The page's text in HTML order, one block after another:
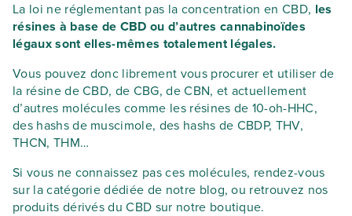
La loi ne réglementant pas la concentration en CBD, les
résines à base de CBD ou d’autres cannabinoïdes
légaux sont elles-mêmes totalement légales.
Vous pouvez donc librement vous procurer et utiliser de
la résine de CBD, de CBG, de CBN, et actuellement
d’autres molécules comme les résines de 10-oh-HHC,
des hashs de muscimole, des hashs de CBDP, THV,
THCN, THM…
Si vous ne connaissez pas ces molécules, rendez-vous
sur la catégorie dédiée de notre blog, ou retrouvez nos
produits dérivés du CBD sur notre boutique.